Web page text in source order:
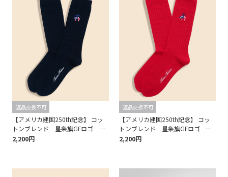
返品交換不可
【アメリカ建国250th記念】 コッ
トンブレンド 星条旗GFロゴ ク
ルーソックス ＜ウィメンズ＞
2,200円
返品交換不可
【アメリカ建国250th記念】 コッ
トンブレンド 星条旗GFロゴ ク
ルーソックス ＜ウィメンズ＞
2,200円